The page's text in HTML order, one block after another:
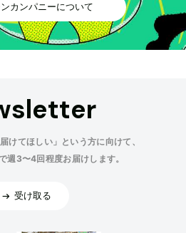
カンパニーについて
けてほしい」という方に向けて、
週3〜4回程度お届けします。
受け取る